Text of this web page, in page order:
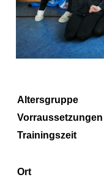
Altersgruppe
Vorraussetzungen
Trainingszeit
Ort